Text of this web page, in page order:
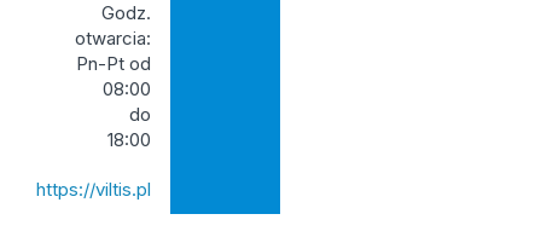
Godz.
otwarcia:
Pn-Pt od
08:00
do
18:00
https://viltis.pl